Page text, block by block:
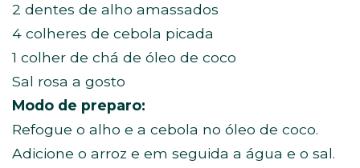
2 dentes de alho amassados
4 colheres de cebola picada
1 colher de chá de óleo de coco
Sal rosa a gosto
Modo de preparo:
Refogue o alho e a cebola no óleo de coco.
Adicione o arroz e em seguida a água e o sal.